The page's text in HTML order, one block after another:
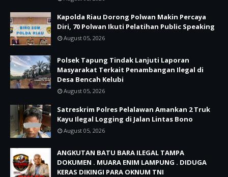
Kapolda Riau Dorong Polwan Makin Percaya
Diri, 70 Polwan Ikuti Pelatihan Public Speaking
August 05, 2026
Polsek Tapung Tindak Lanjuti Laporan
Masyarakat Terkait Penambangan Ilegal di
Desa Bencah Kelubi
August 05, 2026
Satreskrim Polres Pelalawan Amankan 2 Truk
Kayu Ilegal Logging di Jalan Lintas Bono
August 05, 2026
ANGKUTAN BATU BARA ILEGAL TAMPA
DOKUMEN . MUARA ENIM LAMPUNG . DIDUGA
KERAS DIKINGI PARA OKNUM TNI